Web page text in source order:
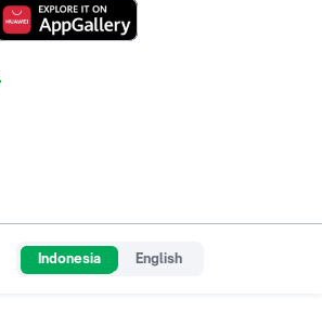
Indonesia English